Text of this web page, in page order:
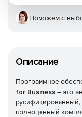
Описание
Программное
for Business – это
русифицированный,
полноценный
Поможем с